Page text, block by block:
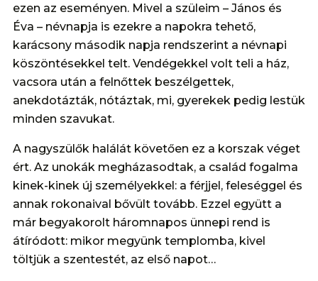
ezen az eseményen. Mivel a szüleim – János és
Éva – névnapja is ezekre a napokra tehető,
karácsony második napja rendszerint a névnapi
köszöntésekkel telt. Vendégekkel volt teli a ház,
vacsora után a felnőttek beszélgettek,
anekdotázták, nótáztak, mi, gyerekek pedig lestük
minden szavukat.
A nagyszülők halálát követően ez a korszak véget
ért. Az unokák megházasodtak, a család fogalma
kinek-kinek új személyekkel: a férjjel, feleséggel és
annak rokonaival bővült tovább. Ezzel együtt a
már begyakorolt háromnapos ünnepi rend is
átíródott: mikor megyünk templomba, kivel
töltjük a szentestét, az első napot…